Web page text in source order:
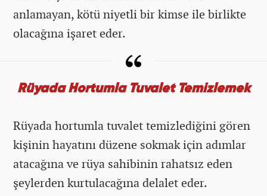
anlamayan, kötü niyetli bir kimse ile birlikte
olacağına işaret eder.
Rüyada Hortumla Tuvalet Temizlemek
Rüyada hortumla tuvalet temizlediğini gören
kişinin hayatını düzene sokmak için adımlar
atacağına ve rüya sahibinin rahatsız eden
şeylerden kurtulacağına delalet eder.